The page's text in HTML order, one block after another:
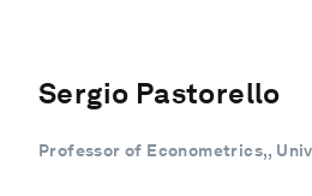
Sergio Pastorello
Professor of Econometrics,,